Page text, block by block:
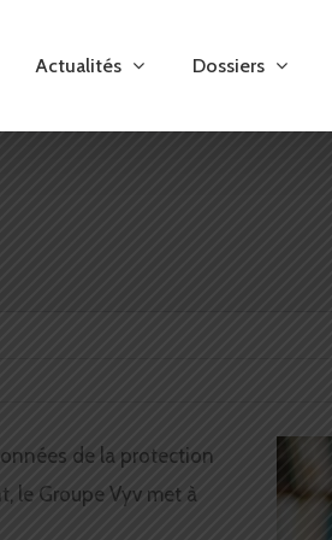
Actualités Dossiers
de la protection
le Groupe Vyv met à